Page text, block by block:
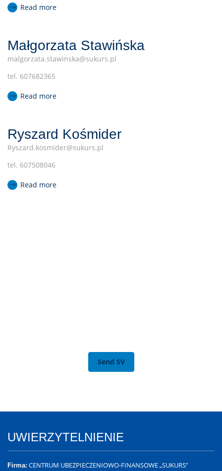
Read more
Małgorzata Stawińska
malgorzata.stawinska@sukurs.pl
tel. 607682365
Read more
Ryszard Kośmider
Ryszard.kosmider@sukurs.pl
tel. 607508046
Read more
Send SV
UWIERZYTELNIENIE
Firma: CENTRUM UBEZPIECZENIOWO-FINANSOWE „SUKURS”